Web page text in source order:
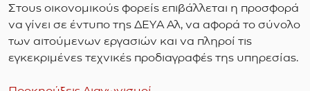
Στους οικονομικούς φορείς επιβάλλεται η προσφορά
να γίνει σε έντυπο της ΔΕΥΑ Αλ, να αφορά το σύνολο
των αιτούμενων εργασιών και να πληροί τις
εγκεκριμένες τεχνικές προδιαγραφές της υπηρεσίας.